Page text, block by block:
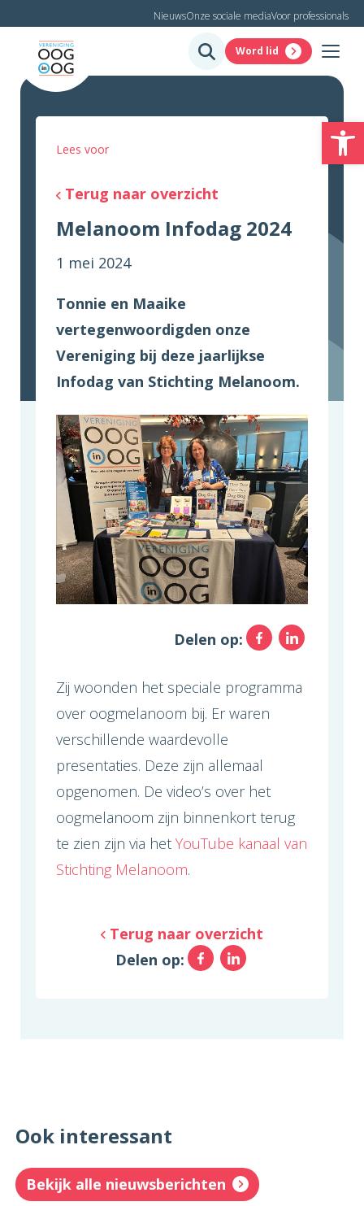
NieuwsOnze sociale mediaVoor professionals
Word lid
Lees voor
Terug naar overzicht
Melanoom Infodag 2024
1 mei 2024
Tonnie en Maaike
vertegenwoordigden onze
Vereniging bij deze jaarlijkse
Infodag van Stichting Melanoom.
Delen op:
Zij woonden het speciale programma
over oogmelanoom bij. Er waren
verschillende waardevolle
presentaties. Deze zijn allemaal
opgenomen. De video’s over het
oogmelanoom zijn binnenkort terug
te zien zijn via het YouTube kanaal van
Stichting Melanoom.
Terug naar overzicht
Delen op:
Facebook
LinkedIn
Ook interessant
Bekijk alle nieuwsberichten